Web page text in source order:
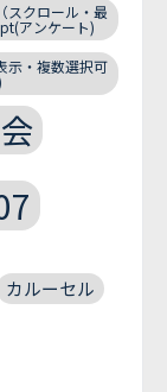
スクロール・最
アンケート)
示・複数選択可
カルーセル